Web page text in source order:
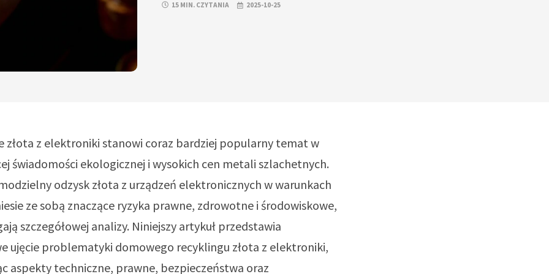
15 MIN. CZYTANIA 2025-10-25
złota z elektroniki stanowi coraz bardziej popularny temat w
świadomości ekologicznej i wysokich cen metali szlachetnych.
odzysk złota z urządzeń elektronicznych w warunkach
ze sobą znaczące ryzyka prawne, zdrowotne i środowiskowe,
szczegółowej analizy. Niniejszy artykuł przedstawia
ujęcie problematyki domowego recyklingu złota z elektroniki,
aspekty techniczne, prawne, bezpieczeństwa oraz